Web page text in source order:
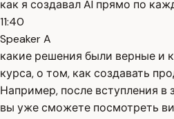
как я создавал AI прямо по
11:40
Speaker A
какие решения были верные и
курса, о том, как создавать
Например, после вступления
вы уже сможете посмотреть